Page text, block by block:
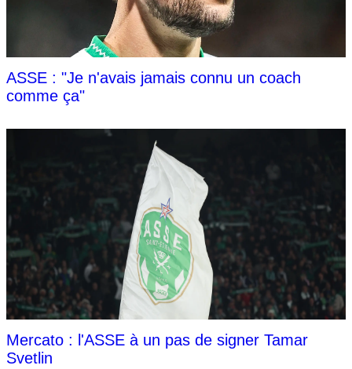
ASSE : "Je n'avais jamais connu un coach
comme ça"
Mercato : l'ASSE à un pas de signer Tamar
Svetlin